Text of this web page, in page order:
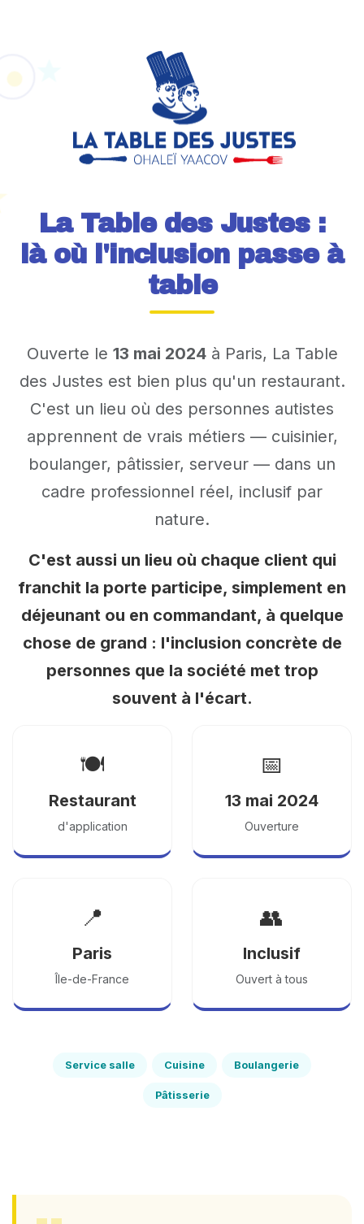
La Table des Justes :
là où l'inclusion passe à
table
Ouverte le 13 mai 2024à Paris, La Table
des Justes est bien plus qu'un restaurant.
C'est un lieu où des personnes autistes
apprennent de vrais métiers — cuisinier,
boulanger, pâtissier, serveur — dans un
cadre professionnel réel, inclusif par
nature.
C'est aussi un lieu où chaque client qui
franchit la porte participe, simplement en
déjeunant ou en commandant, à quelque
chose de grand : l'inclusion concrète de
personnes que la société met trop
souvent à l'écart.
🍽️
Restaurant
d'application
📅
13 mai 2024
Ouverture
📍
Paris
Île-de-France
👥
Inclusif
Ouvert à tous
Service salle Cuisine Boulangerie
Pâtisserie